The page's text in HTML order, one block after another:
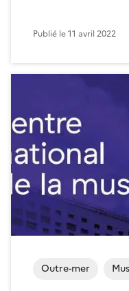
Publié le11 avril 2022
Outre-mer